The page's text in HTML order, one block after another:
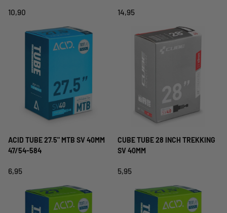
10,90 14,95
ACID TUBE 27.5" MTB SV 40MM
47/54-584
6,95
CUBE TUBE 28 INCH TREKKING
SV 40MM
5,95